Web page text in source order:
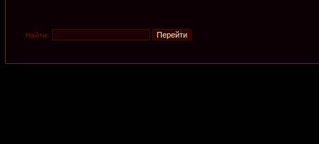
Найти: